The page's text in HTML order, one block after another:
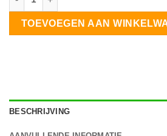
TOEVOEGEN AAN
BESCHRIJVING